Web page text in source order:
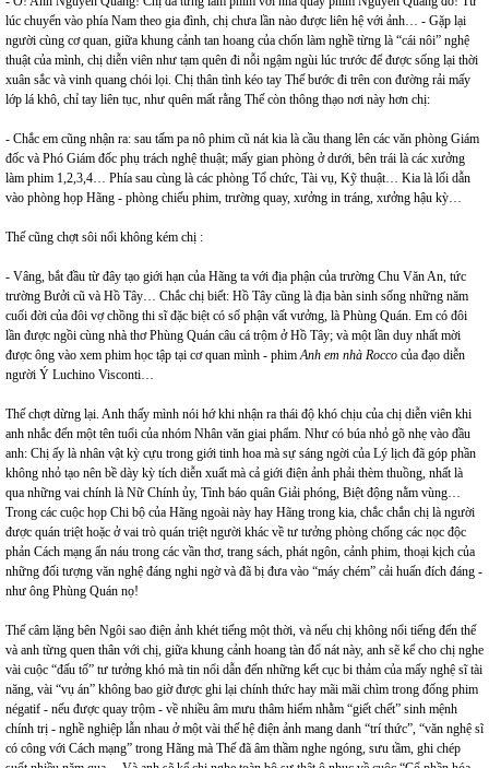
lúc chuyển vào phía Nam theo gia đình, chị chưa lần nào được liên hệ với ảnh… - Gặp lại
người cùng cơ quan, giữa khung cảnh tan hoang của chốn làm nghề từng là “cái nôi” nghệ
thuật của mình, chị diễn viên như tạm quên đi nỗi ngậm ngùi lúc trước để được sống lại thời
xuân sắc và vinh quang chói lọi. Chị thân tình kéo tay Thế bước đi trên con đường rải mấy
lớp lá khô, chỉ tay liên tục, như quên mất rằng Thế còn thông thạo nơi này hơn chị:
- Chắc em cũng nhận ra: sau tấm pa nô phim cũ nát kia là cầu thang lên các văn phòng Giám
đốc và Phó Giám đốc phụ trách nghệ thuật; mấy gian phòng ở dưới, bên trái là các xưởng
làm phim 1,2,3,4… Phía sau cùng là các phòng Tổ chức, Tài vụ, Kỹ thuật… Kia là lối dẫn
vào phòng họp Hãng - phòng chiếu phim, trường quay, xưởng in tráng, xưởng hậu kỳ…
Thế cũng chợt sôi nổi không kém chị :
- Vâng, bắt đầu từ đây tạo giới hạn của Hãng ta với địa phận của trường Chu Văn An, tức
trường Bưởi cũ và Hồ Tây… Chắc chị biết: Hồ Tây cũng là địa bàn sinh sống những năm
cuối đời của đôi vợ chồng thi sĩ đặc biệt có số phận vất vưởng, là Phùng Quán. Em có đôi
lần được ngồi cùng nhà thơ Phùng Quán câu cá trộm ở Hồ Tây; và một lần duy nhất mời
được ông vào xem phim học tập tại cơ quan mình - phimAnh em nhà Rocco của đạo diễn
người Ý Luchino Visconti…
Thế chợt dừng lại. Anh thấy mình nói hớ khi nhận ra thái độ khó chịu của chị diễn viên khi
anh nhắc đến một tên tuổi của nhóm Nhân văn giai phẩm. Như có búa nhỏ gõ nhẹ vào đầu
anh: Chị ấy là nhân vật kỳ cựu trong giới tinh hoa mà sự sáng ngời của Lý lịch đã góp phần
không nhỏ tạo nên bề dày kỳ tích diễn xuất mà cả giới điện ảnh phải thèm thuồng, nhất là
qua những vai chính là Nữ Chính ủy, Tình báo quân Giải phóng, Biệt động nằm vùng…
Trong các cuộc họp Chi bộ của Hãng ngoài này hay Hãng trong kia, chắc chắn chị là người
được quán triệt hoặc ở vai trò quán triệt người khác về tư tưởng phòng chống các nọc độc
phản Cách mạng ẩn náu trong các vần thơ, trang sách, phát ngôn, cảnh phim, thoại kịch của
những đối tượng văn nghệ đáng nghi ngờ và đã bị đưa vào “máy chém” cải huấn đích đáng -
như ông Phùng Quán nọ!
Thế câm lặng bên Ngôi sao điện ảnh khét tiếng một thời, và nếu chị không nổi tiếng đến thế
và anh từng quen thân với chị, giữa khung cảnh hoang tàn đổ nát này, anh sẽ kể cho chị nghe
vài cuộc “đấu tố” tư tưởng khó mà tin nổi dẫn đến những kết cục bi thảm của mấy nghệ sĩ tài
năng, vài “vụ án” không bao giờ được ghi lại chính thức hay mãi mãi chìm trong đống phim
négatif - nếu được quay trộm - về nhiều âm mưu thâm hiểm nhằm “giết chết” sinh mệnh
chính trị - nghề nghiệp lẫn nhau ở một vài thế hệ điện ảnh mang danh “trí thức”, “văn nghệ sĩ
có công với Cách mạng” trong Hãng mà Thế đã âm thầm nghe ngóng, sưu tầm, ghi chép